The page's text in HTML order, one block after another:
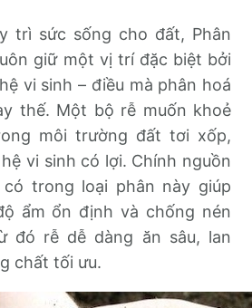
trì sức sống cho đất, Phân
giữ một vị trí đặc biệt bởi
vi sinh – điều mà phân hoá
thế. Một bộ rễ muốn khoẻ
môi trường đất tơi xốp,
vi sinh có lợi. Chính nguồn
trong loại phân này giúp
ẩm ổn định và chống nén
đó rễ dễ dàng ăn sâu, lan
chất tối ưu.